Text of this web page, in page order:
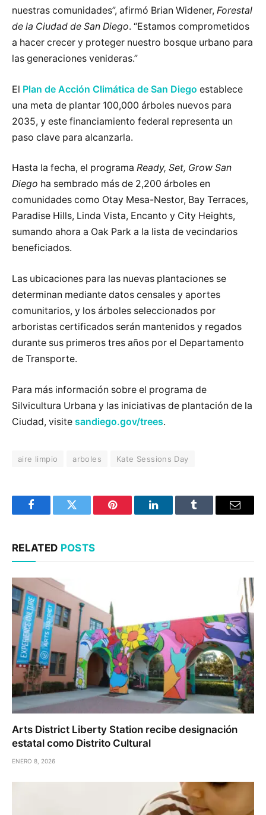
nuestras comunidades”, afirmó Brian Widener, Forestal
de la Ciudad de San Diego. “Estamos comprometidos
a hacer crecer y proteger nuestro bosque urbano para
las generaciones venideras.”
El Plan de Acción Climática de San Diego establece
una meta de plantar 100,000 árboles nuevos para
2035, y este financiamiento federal representa un
paso clave para alcanzarla.
Hasta la fecha, el programa Ready, Set, Grow San
Diego ha sembrado más de 2,200 árboles en
comunidades como Otay Mesa-Nestor, Bay Terraces,
Paradise Hills, Linda Vista, Encanto y City Heights,
sumando ahora a Oak Park a la lista de vecindarios
beneficiados.
Las ubicaciones para las nuevas plantaciones se
determinan mediante datos censales y aportes
comunitarios, y los árboles seleccionados por
arboristas certificados serán mantenidos y regados
durante sus primeros tres años por el Departamento
de Transporte.
Para más información sobre el programa de
Silvicultura Urbana y las iniciativas de plantación de la
Ciudad, visite sandiego.gov/trees.
aire limpio arboles Kate Sessions Day
FacebookTwitter Pinterest LinkedInTumblr Email
RELATED POSTS
Arts District Liberty Station recibe designación
estatal como Distrito Cultural
ENERO 8, 2026